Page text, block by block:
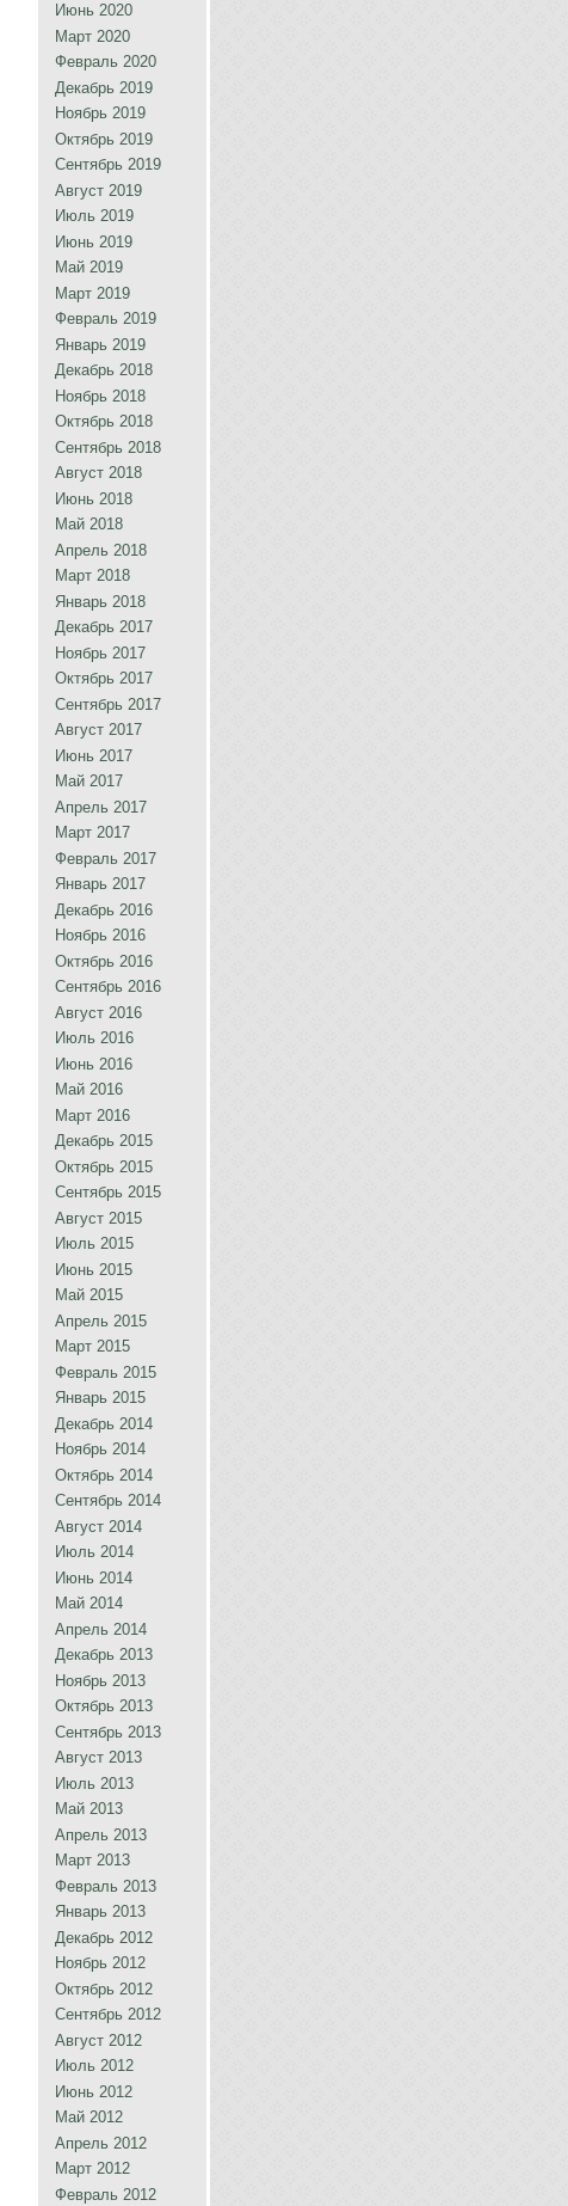
Июнь 2020
Март 2020
Февраль 2020
Декабрь 2019
Ноябрь 2019
Октябрь 2019
Сентябрь 2019
Август 2019
Июль 2019
Июнь 2019
Май 2019
Март 2019
Февраль 2019
Январь 2019
Декабрь 2018
Ноябрь 2018
Октябрь 2018
Сентябрь 2018
Август 2018
Июнь 2018
Май 2018
Апрель 2018
Март 2018
Январь 2018
Декабрь 2017
Ноябрь 2017
Октябрь 2017
Сентябрь 2017
Август 2017
Июнь 2017
Май 2017
Апрель 2017
Март 2017
Февраль 2017
Январь 2017
Декабрь 2016
Ноябрь 2016
Октябрь 2016
Сентябрь 2016
Август 2016
Июль 2016
Июнь 2016
Май 2016
Март 2016
Декабрь 2015
Октябрь 2015
Сентябрь 2015
Август 2015
Июль 2015
Июнь 2015
Май 2015
Апрель 2015
Март 2015
Февраль 2015
Январь 2015
Декабрь 2014
Ноябрь 2014
Октябрь 2014
Сентябрь 2014
Август 2014
Июль 2014
Июнь 2014
Май 2014
Апрель 2014
Декабрь 2013
Ноябрь 2013
Октябрь 2013
Сентябрь 2013
Август 2013
Июль 2013
Май 2013
Апрель 2013
Март 2013
Февраль 2013
Январь 2013
Декабрь 2012
Ноябрь 2012
Октябрь 2012
Сентябрь 2012
Август 2012
Июль 2012
Июнь 2012
Май 2012
Апрель 2012
Март 2012
Февраль 2012